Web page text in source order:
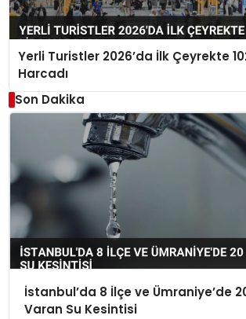
Yerli Turistler 2026’da İlk Çeyrekte
Harcadı
Son Dakika
İstanbul’da 8 İlçe ve Ümraniye’de
Varan Su Kesintisi